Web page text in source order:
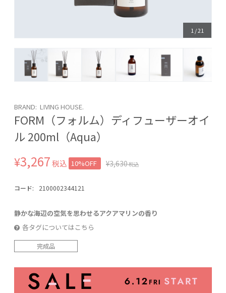
1 /21
BRAND: LIVING HOUSE.
FORM（フォルム）ディフューザーオイ
ル 200ml（Aqua）
¥3,267税込 10%OFF ¥3,630税込
コード: 2100002344121
静かな海辺の空気を思わせるアクアマリンの香り
各タグについてはこちら
完成品